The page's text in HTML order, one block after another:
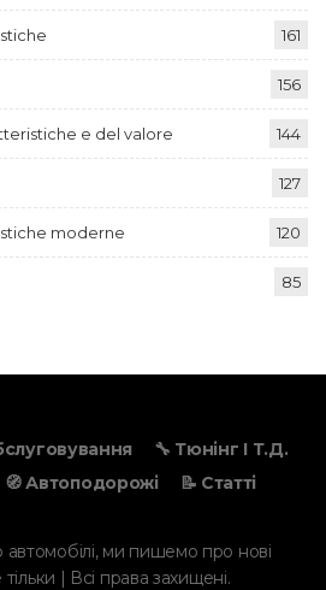
161
156
e del valore 144
127
moderne 120
85
🔧 Тюнінг І Т.д.
🧭 Автоподорожі 📝 Статті
ми пишемо про нові
тільки | Всі права захищені.